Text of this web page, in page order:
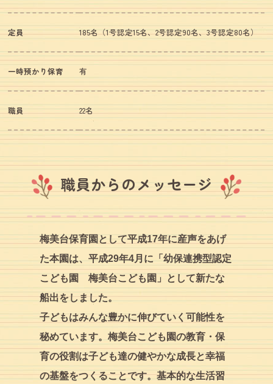
定員 185名（1号認定15名、2号認定90名、3号認定80名）
一時預かり保育 有
職員 22名
職員からのメッセージ
梅美台保育園として平成17年に産声をあげ
た本園は、平成29年4月に「幼保連携型認定
こども園 梅美台こども園」として新たな
船出をしました。
子どもはみんな豊かに伸びていく可能性を
秘めています。梅美台こども園の教育・保
育の役割は子ども達の健やかな成長と幸福
の基盤をつくることです。基本的な生活習